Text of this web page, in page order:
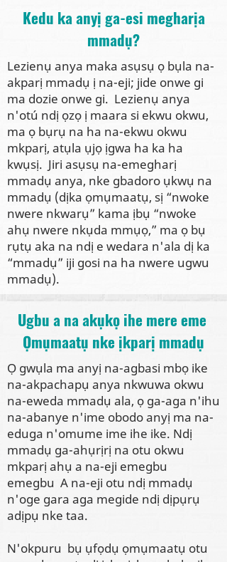
Kedu ka anyị ga-esi megharịa
mmadụ?
Lezienụ anya maka asụsụ ọ bụla na-
akparị mmadụ ị na-eji; jide onwe gi
ma dozie onwe gi. Lezienụ anya
n'otú ndị ọzọ ị maara si ekwu okwu,
ma ọ bụrụ na ha na-ekwu okwu
mkparị, atụla ụjọ ịgwa ha ka ha
kwụsị. Jiri asụsụ na-emegharị
mmadụ anya, nke gbadoro ụkwụ na
mmadụ (dịka ọmụmaatụ, sị “nwoke
nwere nkwarụ” kama ịbụ “nwoke
ahụ nwere nkụda mmụọ,” ma ọ bụ
rụtụ aka na ndị e wedara n'ala dị ka
“mmadụ” iji gosi na ha nwere ugwu
mmadụ).
Ugbu a na akụkọ ihe mere eme
Ọmụmaatụ nke ịkparị mmadụ
Ọ gwụla ma anyị na-agbasi mbọ ike
na-akpachapụ anya nkwuwa okwu
na-eweda mmadụ ala, ọ ga-aga n'ihu
na-abanye n'ime obodo anyị ma na-
eduga n'omume ime ihe ike. Ndị
mmadụ ga-ahụrịrị na otu okwu
mkparị ahụ a na-eji emegbu
emegbu A na-eji otu ndị mmadụ
n'oge gara aga megide ndị dịpụrụ
adịpụ nke taa.
N'okpuru bụ ụfọdụ ọmụmaatụ otu